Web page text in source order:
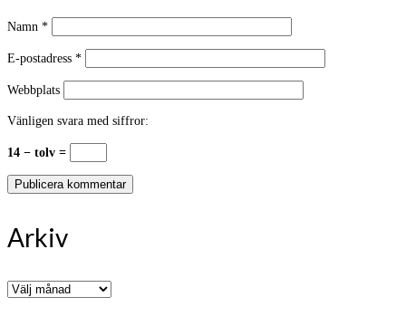
Namn *
E-postadress *
Webbplats
Vänligen svara med siffror:
14 − tolv =
Arkiv
Arkiv